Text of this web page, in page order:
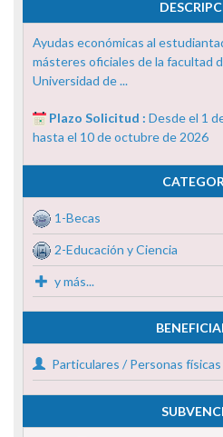
Ayudas económicas al
másteres oficiales de la facultad
Universidad de ...
Plazo Solicitud : Desde el 1
hasta el 10 de octubre de 2026
1-Becas
2-Educación y Ciencia
y más...
Particulares / Personas físicas